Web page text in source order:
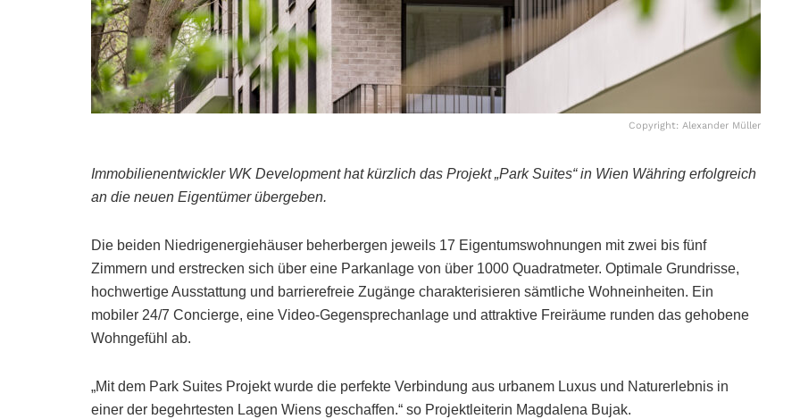
Copyright: Alexander Müller
Immobilienentwickler WK Development hat kürzlich das Projekt „Park Suites“ in Wien Währing erfolgreich
an die neuen Eigentümer übergeben.
Die beiden Niedrigenergiehäuser beherbergen jeweils 17 Eigentumswohnungen mit zwei bis fünf
Zimmern und erstrecken sich über eine Parkanlage von über 1000 Quadratmeter. Optimale Grundrisse,
hochwertige Ausstattung und barrierefreie Zugänge charakterisieren sämtliche Wohneinheiten. Ein
mobiler 24/7 Concierge, eine Video-Gegensprechanlage und attraktive Freiräume runden das gehobene
Wohngefühl ab.
„Mit dem Park Suites Projekt wurde die perfekte Verbindung aus urbanem Luxus und Naturerlebnis in
einer der begehrtesten Lagen Wiens geschaffen.“ so Projektleiterin Magdalena Bujak.